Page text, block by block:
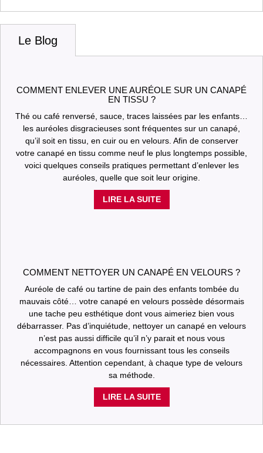
Le Blog
COMMENT ENLEVER UNE AURÉOLE SUR UN CANAPÉ
EN TISSU ?
Thé ou café renversé, sauce, traces laissées par les enfants…
les auréoles disgracieuses sont fréquentes sur un canapé,
qu’il soit en tissu, en cuir ou en velours. Afin de conserver
votre canapé en tissu comme neuf le plus longtemps possible,
voici quelques conseils pratiques permettant d’enlever les
auréoles, quelle que soit leur origine.
LIRE LA SUITE
COMMENT NETTOYER UN CANAPÉ EN VELOURS ?
Auréole de café ou tartine de pain des enfants tombée du
mauvais côté… votre canapé en velours possède désormais
une tache peu esthétique dont vous aimeriez bien vous
débarrasser. Pas d’inquiétude, nettoyer un canapé en velours
n’est pas aussi difficile qu’il n’y parait et nous vous
accompagnons en vous fournissant tous les conseils
nécessaires. Attention cependant, à chaque type de velours
sa méthode.
LIRE LA SUITE